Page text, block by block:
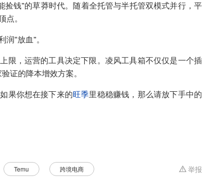
捡钱”的草莽时代。随着全托管与半托管双模式并行，平
点。
“放血”。
限，运营的工具决定下限。凌风工具箱不仅仅是一个插
证的降本增效方案。
果你想在接下来的旺季里稳稳赚钱，那么请放下手中的
Temu 跨境电商 举报